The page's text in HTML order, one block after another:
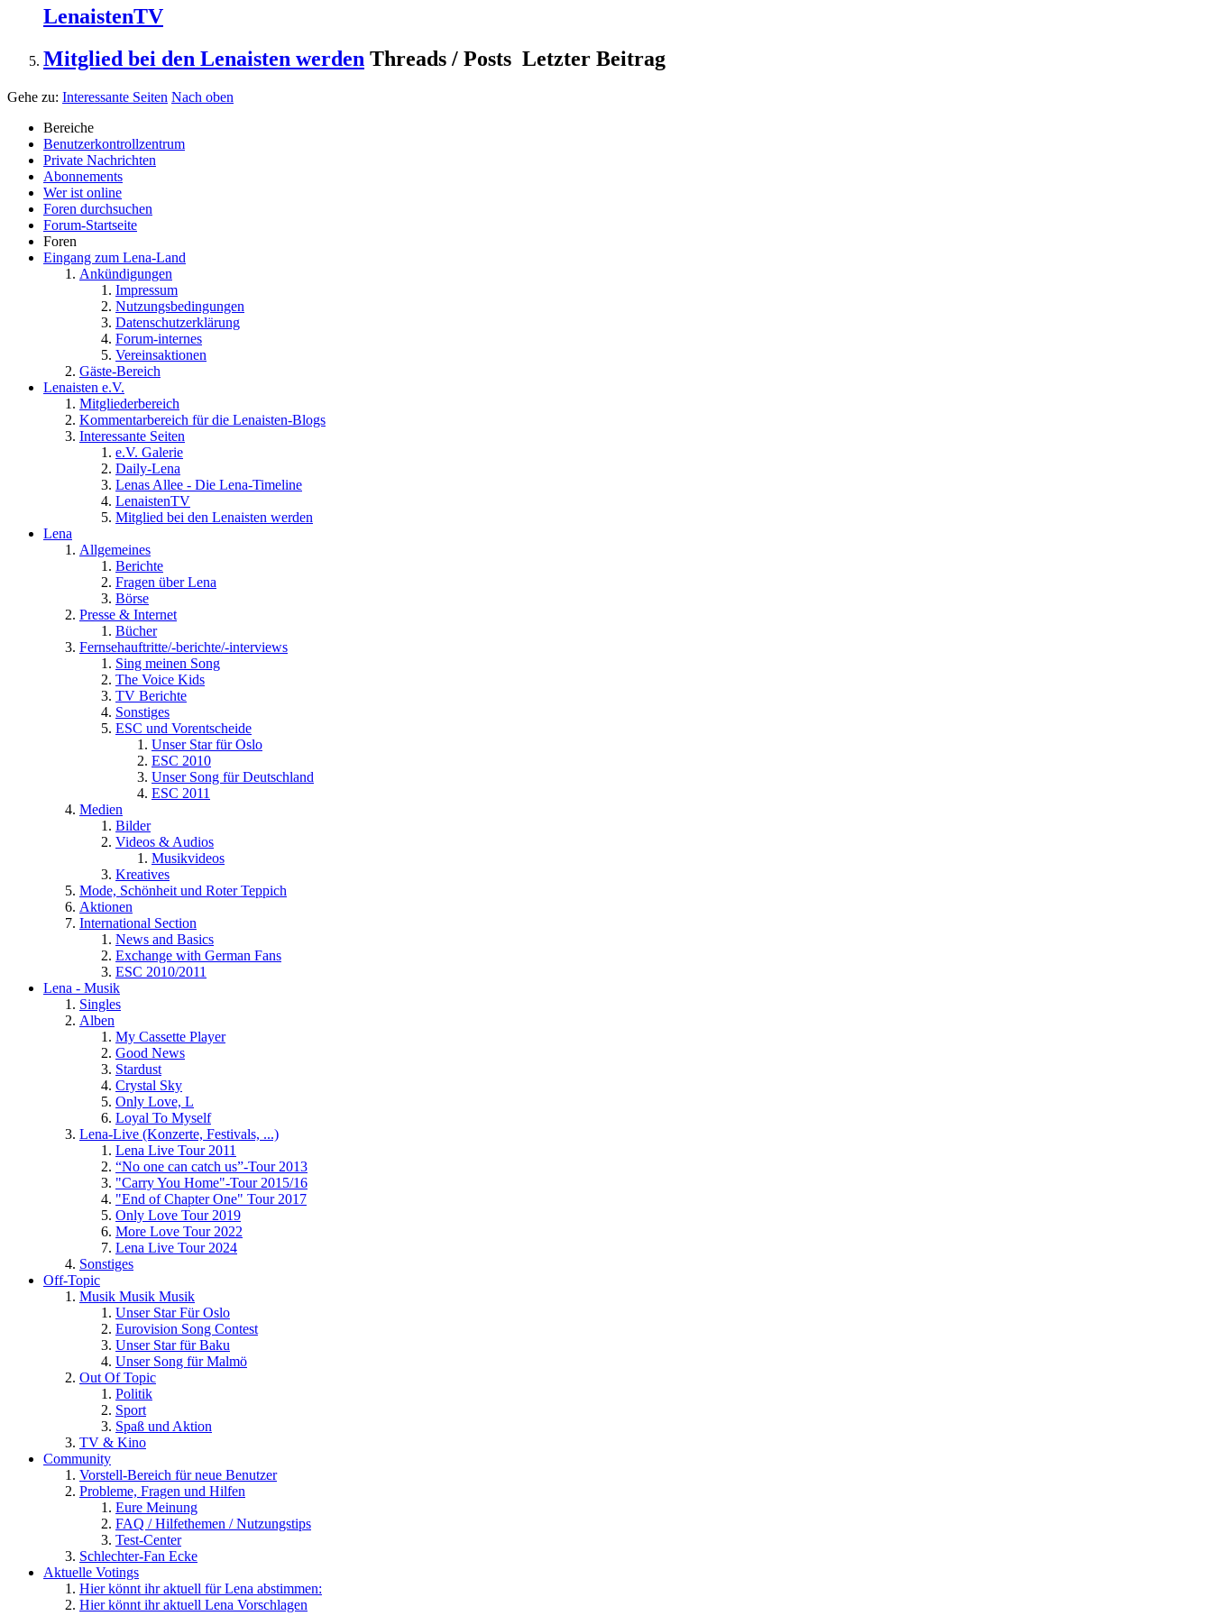
LenaistenTV
Mitglied bei den Lenaisten werden Threads / Posts Letzter Beitrag
Gehe zu: Interessante Seiten Nach oben
Bereiche
Benutzerkontrollzentrum
Private Nachrichten
Abonnements
Wer ist online
Foren durchsuchen
Forum-Startseite
Foren
Eingang zum Lena-Land
Ankündigungen
Impressum
Nutzungsbedingungen
Datenschutzerklärung
Forum-internes
Vereinsaktionen
Gäste-Bereich
Lenaisten e.V.
Mitgliederbereich
Kommentarbereich für die Lenaisten-Blogs
Interessante Seiten
e.V. Galerie
Daily-Lena
Lenas Allee - Die Lena-Timeline
LenaistenTV
Mitglied bei den Lenaisten werden
Lena
Allgemeines
Berichte
Fragen über Lena
Börse
Presse & Internet
Bücher
Fernsehauftritte/-berichte/-interviews
Sing meinen Song
The Voice Kids
TV Berichte
Sonstiges
ESC und Vorentscheide
Unser Star für Oslo
ESC 2010
Unser Song für Deutschland
ESC 2011
Medien
Bilder
Videos & Audios
Musikvideos
Kreatives
Mode, Schönheit und Roter Teppich
Aktionen
International Section
News and Basics
Exchange with German Fans
ESC 2010/2011
Lena - Musik
Singles
Alben
My Cassette Player
Good News
Stardust
Crystal Sky
Only Love, L
Loyal To Myself
Lena-Live (Konzerte, Festivals, ...)
Lena Live Tour 2011
“No one can catch us”-Tour 2013
"Carry You Home"-Tour 2015/16
"End of Chapter One" Tour 2017
Only Love Tour 2019
More Love Tour 2022
Lena Live Tour 2024
Sonstiges
Off-Topic
Musik Musik Musik
Unser Star Für Oslo
Eurovision Song Contest
Unser Star für Baku
Unser Song für Malmö
Out Of Topic
Politik
Sport
Spaß und Aktion
TV & Kino
Community
Vorstell-Bereich für neue Benutzer
Probleme, Fragen und Hilfen
Eure Meinung
FAQ / Hilfethemen / Nutzungstips
Test-Center
Schlechter-Fan Ecke
Aktuelle Votings
Hier könnt ihr aktuell für Lena abstimmen:
Hier könnt ihr aktuell Lena Vorschlagen